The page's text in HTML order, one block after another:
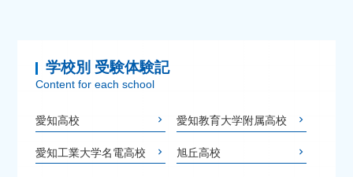
学校別 受験体験記
Content for each school
愛知高校 愛知教育大学附属高校
愛知工業大学名電高校 旭丘高校